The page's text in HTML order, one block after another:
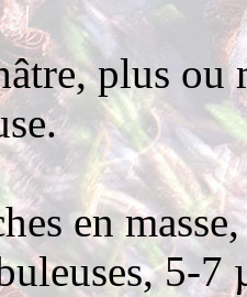
plus ou
en
5-7